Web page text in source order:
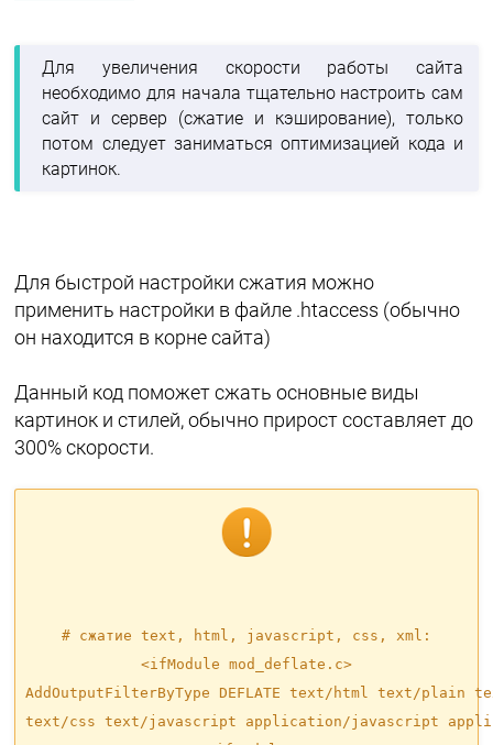
Для увеличения скорости работы сайта
необходимо для начала тщательно настроить сам
сайт и сервер (сжатие и кэширование), только
потом следует заниматься оптимизацией кода и
картинок.
Для быстрой настройки сжатия можно
применить настройки в файле .htaccess (обычно
он находится в корне сайта)
Данный код поможет сжать основные виды
картинок и стилей, обычно прирост составляет до
300% скорости.
# сжатие text, html, javascript, css, xml:
<ifModule mod_deflate.c>
AddOutputFilterByType DEFLATE text/html text/
text/css text/javascript application/javascript